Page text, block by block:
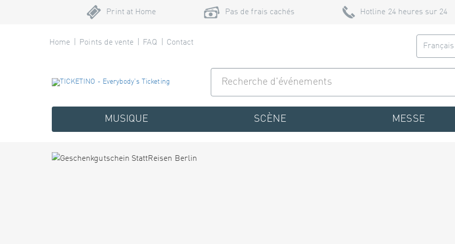
Print at Home Pas de frais cachés Hotline 24 heures sur 24
Home Points de vente FAQ Contact Français
MUSIQUE SCÈNE MESSE